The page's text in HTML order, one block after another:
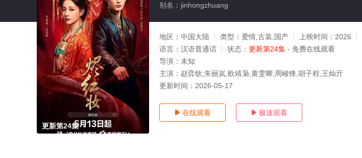
更新第24集
别名：jinhongzhuang
地区： 中国大陆 类型： 爱情,古装,国产 上映时间： 2026
语言： 汉语普通话 状态： 更新第24集 - 免费在线观看
导演： 未知
主演： 赵弈钦,朱丽岚,欧靖枭,黄雯卿,周峻锋,胡子程,王灿亓
更新时间： 2026-05-17
 在线观看  极速观看